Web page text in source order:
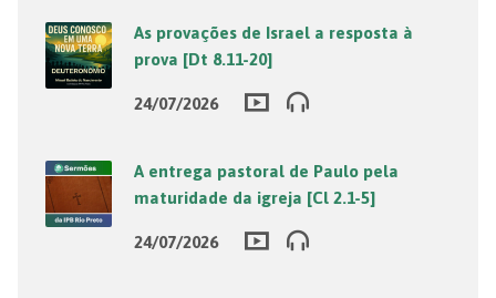
As provações de Israel a resposta à
prova [Dt 8.11-20]
24/07/2026
A entrega pastoral de Paulo pela
maturidade da igreja [Cl 2.1-5]
24/07/2026